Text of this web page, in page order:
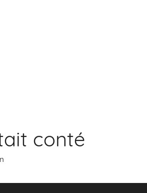
conté